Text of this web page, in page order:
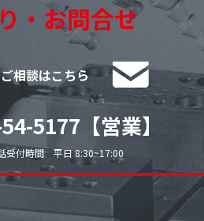
・お問合せ
相談はこちら
5177【営業】
受付時間 平日 8:30~17:00